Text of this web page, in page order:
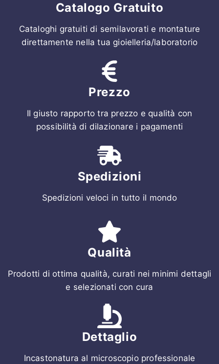
Catalogo Gratuito
Cataloghi gratuiti di semilavorati e montature
direttamente nella tua gioielleria/laboratorio
Prezzo
Il giusto rapporto tra prezzo e qualità con
possibilità di dilazionare i pagamenti
Spedizioni
Spedizioni veloci in tutto il mondo
Qualità
Prodotti di ottima qualità, curati nei minimi dettagli
e selezionati con cura
Dettaglio
Incastonatura al microscopio professionale